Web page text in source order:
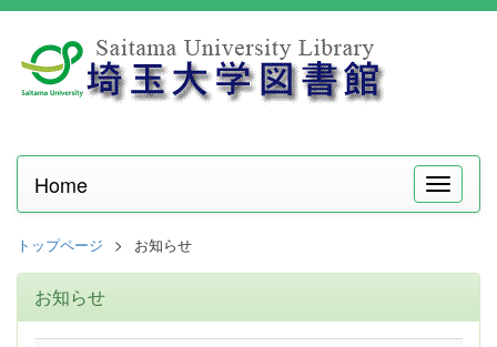
メ
ニ
Home
トップページ お知らせ
お知らせ